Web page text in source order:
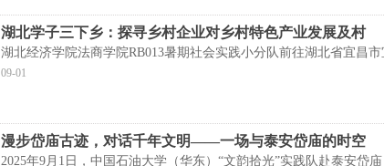
湖北学子三下乡：探寻乡村企业对乡村特色产业发展及村
湖北经济学院法商学院RB013暑期社会实践小分队前往湖北省宜昌市
09-01
漫步岱庙古迹，对话千年文明——一场与泰安岱庙的时空
2025年9月1日，中国石油大学（华东）“文韵拾光”实践队赴泰安岱